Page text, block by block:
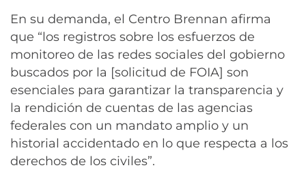
En su demanda, el Centro Brennan afirma
que “los registros sobre los esfuerzos de
monitoreo de las redes sociales del gobierno
buscados por la [solicitud de FOIA] son ​​
esenciales para garantizar la transparencia y
la rendición de cuentas de las agencias
federales con un mandato amplio y un
historial accidentado en lo que respecta a los
derechos de los civiles”.